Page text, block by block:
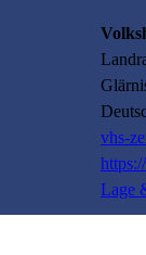
vhs-
Lage